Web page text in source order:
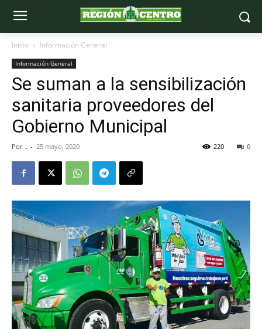
Inicio Información General
Información General
Se suman a la sensibilización
sanitaria proveedores del
Gobierno Municipal
Por . - 25 mayo, 2020 0
220